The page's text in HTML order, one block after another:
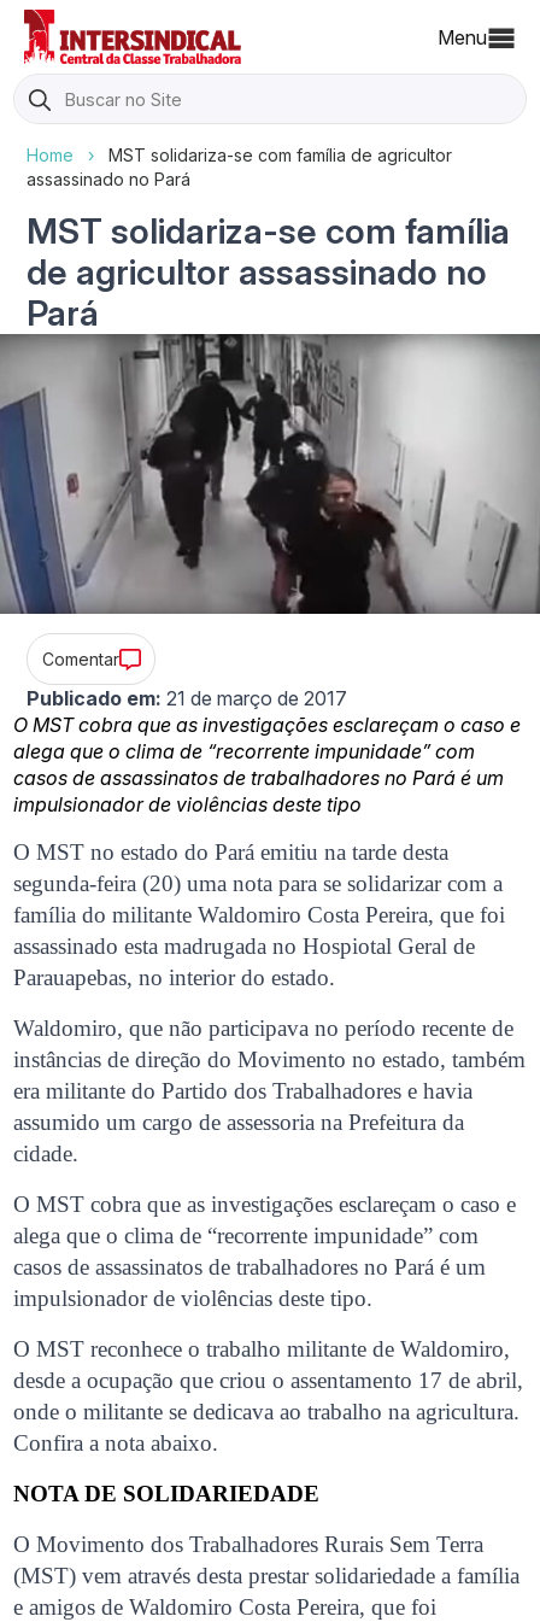
Menu
Search
for:
Home ›
MST solidariza-se com família de agricultor
assassinado no Pará
MST solidariza-se com família
de agricultor assassinado no
Pará
Comentar
Publicado em: 21 de março de 2017
O MST cobra que as investigações esclareçam o caso e
alega que o clima de “recorrente impunidade” com
casos de assassinatos de trabalhadores no Pará é um
impulsionador de violências deste tipo
O MST no estado do Pará emitiu na tarde desta
segunda-feira (20) uma nota para se solidarizar com a
família do militante Waldomiro Costa Pereira, que foi
assassinado esta madrugada no Hospiotal Geral de
Parauapebas, no interior do estado.
Waldomiro, que não participava no período recente de
instâncias de direção do Movimento no estado, também
era militante do Partido dos Trabalhadores e havia
assumido um cargo de assessoria na Prefeitura da
cidade.
O MST cobra que as investigações esclareçam o caso e
alega que o clima de “recorrente impunidade” com
casos de assassinatos de trabalhadores no Pará é um
impulsionador de violências deste tipo.
O MST reconhece o trabalho militante de Waldomiro,
desde a ocupação que criou o assentamento 17 de abril,
onde o militante se dedicava ao trabalho na agricultura.
Confira a nota abaixo.
NOTA DE SOLIDARIEDADE
O Movimento dos Trabalhadores Rurais Sem Terra
(MST) vem através desta prestar solidariedade a família
e amigos de Waldomiro Costa Pereira, que foi